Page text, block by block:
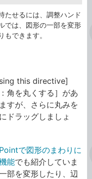
たせるには、調整ハンド
では、図形の一部を変形
できます。
this directive]
角を丸くする］があ
すが、さらに丸みを
ドラッグしましょ
で図形のまわりに
能でも紹介していま
部を変形したり、辺